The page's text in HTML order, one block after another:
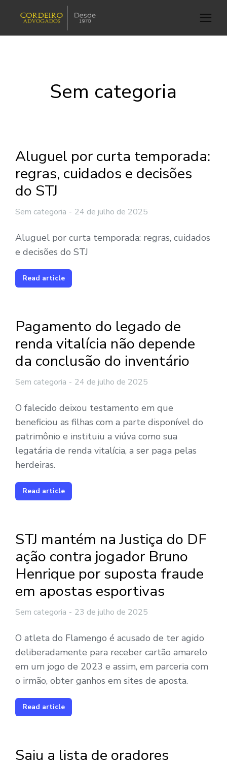
Sem categoria
Aluguel por curta temporada:
regras, cuidados e decisões
do STJ
Sem categoria 24 de julho de 2025
Aluguel por curta temporada: regras, cuidados
e decisões do STJ
Read article
Pagamento do legado de
renda vitalícia não depende
da conclusão do inventário
Sem categoria 24 de julho de 2025
O falecido deixou testamento em que
beneficiou as filhas com a parte disponível do
patrimônio e instituiu a viúva como sua
legatária de renda vitalícia, a ser paga pelas
herdeiras.
Read article
STJ mantém na Justiça do DF
ação contra jogador Bruno
Henrique por suposta fraude
em apostas esportivas
Sem categoria 23 de julho de 2025
O atleta do Flamengo é acusado de ter agido
deliberadamente para receber cartão amarelo
em um jogo de 2023 e assim, em parceria com
o irmão, obter ganhos em sites de aposta.
Read article
Saiu a lista de oradores